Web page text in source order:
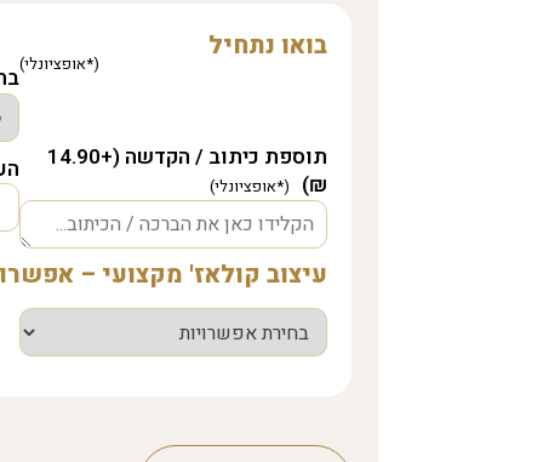
בואו נתחיל
תוספת כיתוב / הקדשה (+14.90
₪)
עיצוב קולאז' מקצועי –